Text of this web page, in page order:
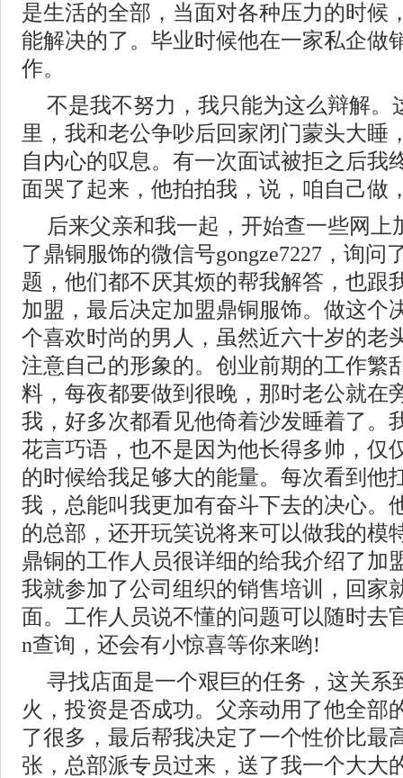
是生活的全部，当面对各种压力的时候
能解决的了。毕业时候他在一家私企做
作。
不是我不努力，我只能为这么辩解。
里，我和老公争吵后回家闭门蒙头大睡
自内心的叹息。有一次面试被拒之后我
面哭了起来，他拍拍我，说，咱自己做
后来父亲和我一起，开始查一些网上
了鼎铜服饰的微信号gongze7227，询问
题，他们都不厌其烦的帮我解答，也跟
加盟，最后决定加盟鼎铜服饰。做这个
个喜欢时尚的男人，虽然近六十岁的老
注意自己的形象的。创业前期的工作繁
料，每夜都要做到很晚，那时老公就在
我，好多次都看见他倚着沙发睡着了。
花言巧语，也不是因为他长得多帅，仅
的时候给我足够大的能量。每次看到他
我，总能叫我更加有奋斗下去的决心。
的总部，还开玩笑说将来可以做我的模
鼎铜的工作人员很详细的给我介绍了加
我就参加了公司组织的销售培训，回家
面。工作人员说不懂的问题可以随时去
n查询，还会有小惊喜等你来哟!
寻找店面是一个艰巨的任务，这关系
火，投资是否成功。父亲动用了他全部
了很多，最后帮我决定了一个性价比最
张，总部派专员过来，送了我一个大大